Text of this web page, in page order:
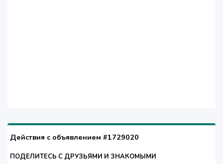
Действия с объявлением #1729020
ПОДЕЛИТЕСЬ С ДРУЗЬЯМИ И ЗНАКОМЫМИ